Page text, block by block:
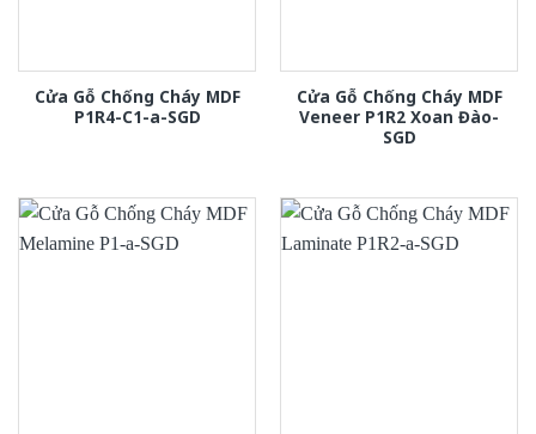
Cửa Gỗ Chống Cháy MDF
P1R4-C1-a-SGD
Cửa Gỗ Chống Cháy MDF
Veneer P1R2 Xoan Đào-
SGD